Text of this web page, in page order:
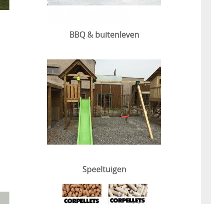
BBQ & buitenleven
Speeltuigen